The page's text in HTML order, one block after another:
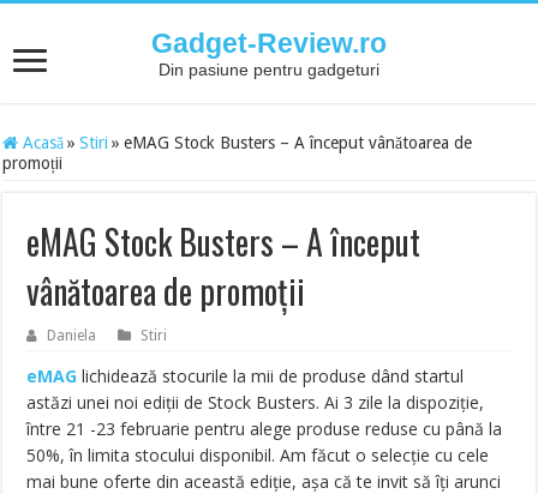
Gadget-Review.ro
Din pasiune pentru gadgeturi
Acasă » Stiri » eMAG Stock Busters – A început vânătoarea de
promoții
eMAG Stock Busters – A început
vânătoarea de promoții
Daniela Stiri
eMAG lichidează stocurile la mii de produse dând startul
astăzi unei noi ediții de Stock Busters. Ai 3 zile la dispoziție,
între 21 -23 februarie pentru alege produse reduse cu până la
50%, în limita stocului disponibil. Am făcut o selecție cu cele
mai bune oferte din această ediție, așa că te invit să îți arunci